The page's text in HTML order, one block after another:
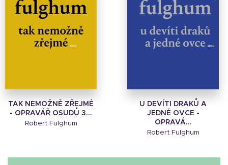
TAK NEMOŽNĚ ZŘEJMÉ
- OPRAVÁŘ OSUDŮ 3...
Robert Fulghum
U DEVÍTI DRAKŮ A
JEDNÉ OVCE -
OPRAVÁ...
Robert Fulghum